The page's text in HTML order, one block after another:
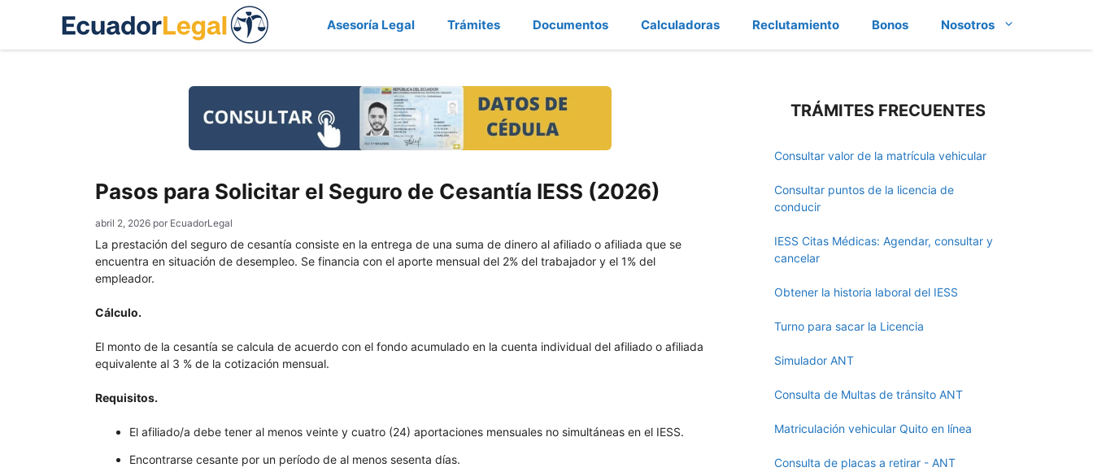
Asesoría Legal Trámites Documentos Calculadoras Reclutamiento Bonos Nosotros
Pasos para Solicitar el Seguro de Cesantía IESS (2026)
abril 2, 2026 por EcuadorLegal
La prestación del seguro de cesantía consiste en la entrega de una suma de dinero al afiliado o afiliada que se
encuentra en situación de desempleo. Se financia con el aporte mensual del 2% del trabajador y el 1% del
empleador.
Cálculo.
El monto de la cesantía se calcula de acuerdo con el fondo acumulado en la cuenta individual del afiliado o afiliada
equivalente al 3 % de la cotización mensual.
Requisitos.
El afiliado/a debe tener al menos veinte y cuatro (24) aportaciones mensuales no simultáneas en el IESS.
Encontrarse cesante por un período de al menos sesenta días.
TRÁMITES FRECUENTES
Consultar valor de la matrícula vehicular
Consultar puntos de la licencia de
conducir
IESS Citas Médicas: Agendar, consultar y
cancelar
Obtener la historia laboral del IESS
Turno para sacar la Licencia
Simulador ANT
Consulta de Multas de tránsito ANT
Matriculación vehicular Quito en línea
Consulta de placas a retirar - ANT